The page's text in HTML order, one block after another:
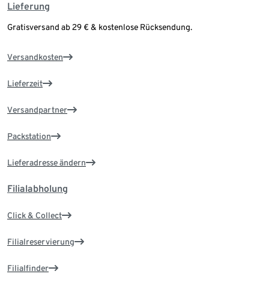
Lieferung
Gratisversand ab 29 € & kostenlose Rücksendung.
Versandkosten
Lieferzeit
Versandpartner
Packstation
Lieferadresse ändern
Filialabholung
Click & Collect
Filialreservierung
Filialfinder